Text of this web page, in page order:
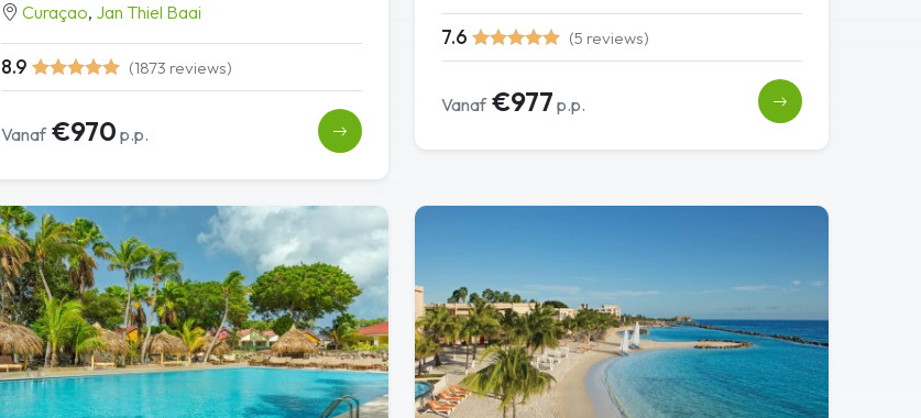
Curaçao, Jan Thiel Baai
8.9 (1873 reviews)
Vanaf€970 p.p.
7.6 (5 reviews)
Vanaf€977 p.p.